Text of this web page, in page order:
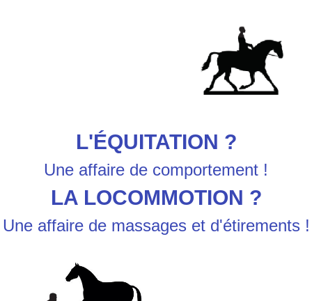
L'ÉQUITATION ?
Une affaire de comportement !
LA LOCOMMOTION ?
Une affaire de massages et d'étirements !